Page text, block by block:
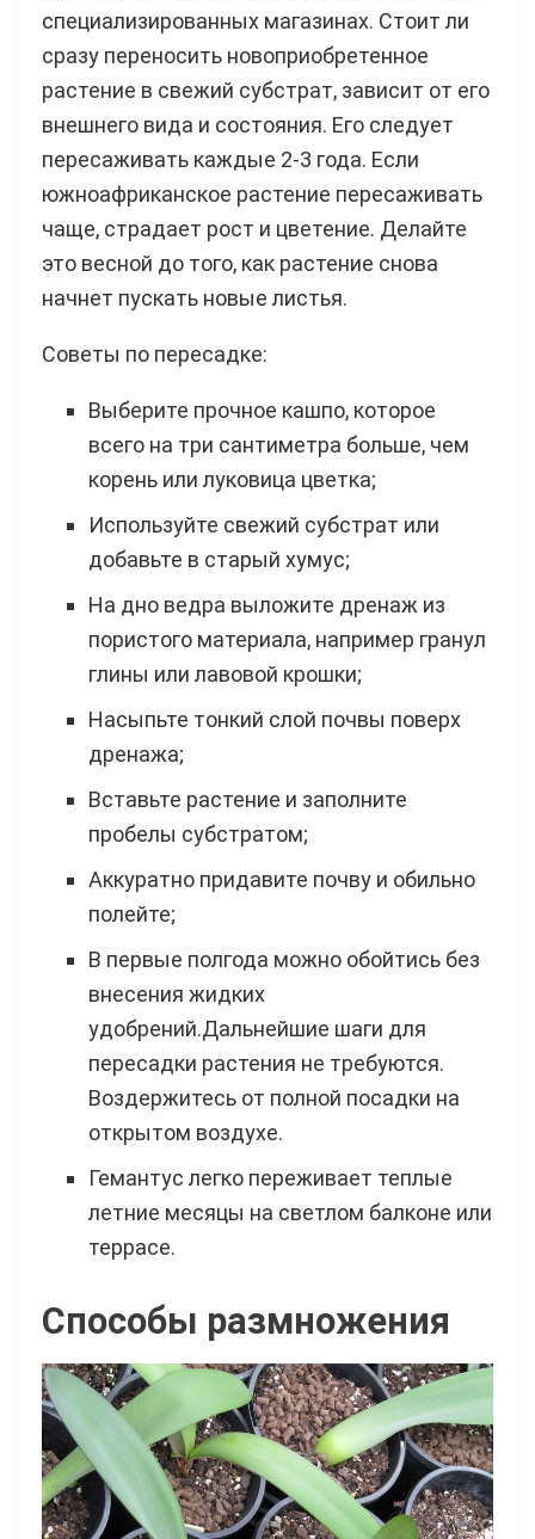
специализированных магазинах. Стоит ли
сразу переносить новоприобретенное
растение в свежий субстрат, зависит от его
внешнего вида и состояния. Его следует
пересаживать каждые 2-3 года. Если
южноафриканское растение пересаживать
чаще, страдает рост и цветение. Делайте
это весной до того, как растение снова
начнет пускать новые листья.
Советы по пересадке:
Выберите прочное кашпо, которое
всего на три сантиметра больше, чем
корень или луковица цветка;
Используйте свежий субстрат или
добавьте в старый хумус;
На дно ведра выложите дренаж из
пористого материала, например гранул
глины или лавовой крошки;
Насыпьте тонкий слой почвы поверх
дренажа;
Вставьте растение и заполните
пробелы субстратом;
Аккуратно придавите почву и обильно
полейте;
В первые полгода можно обойтись без
внесения жидких
удобрений.Дальнейшие шаги для
пересадки растения не требуются.
Воздержитесь от полной посадки на
открытом воздухе.
Гемантус легко переживает теплые
летние месяцы на светлом балконе или
террасе.
Способы размножения